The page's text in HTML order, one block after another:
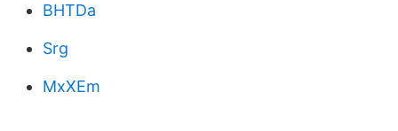
BHTDa
Srg
MxXEm